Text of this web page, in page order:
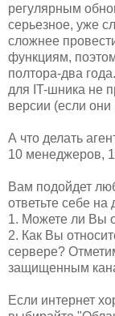
регулярным
серьезное, уже
сложнее
функциям,
полтора-два
для IT-шника не
версии (если они
А что делать
10 менеджеров,
Вам подойдет
ответьте себе на
1. Можете ли Вы
2. Как Вы
сервере?
защищенным
Если интернет